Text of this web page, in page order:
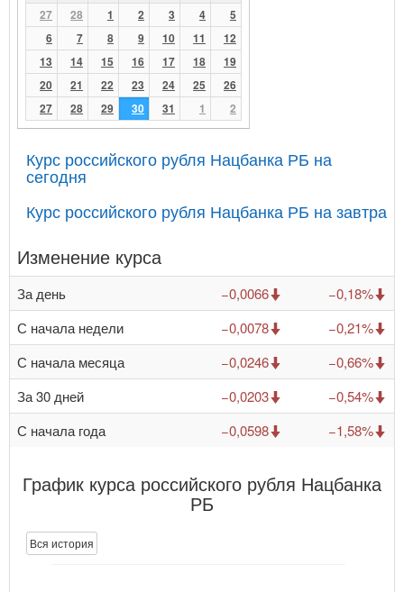
27
28 1 2 3 4
5
6
7 8 9 10 11
12
13
14 15 16 17 18
19
20
21 22 23 24 25
26
27
28 29 30 31 1 2
Курс российского рубля Нацбанка РБ на
сегодня
Курс российского рубля Нацбанка РБ на завтра
Изменение курса
За день −0,0066
−0,18%
С начала недели
−0,0078
−0,21%
С начала месяца
−0,0246
−0,66%
За 30 дней
−0,0203
−0,54%
С начала года
−0,0598 −1,58%
График курса российского рубля Нацбанка
РБ
Вся история